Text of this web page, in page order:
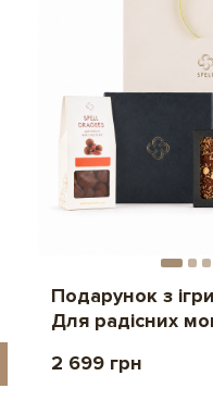
Подарунок з
Для радісних
2 699 грн